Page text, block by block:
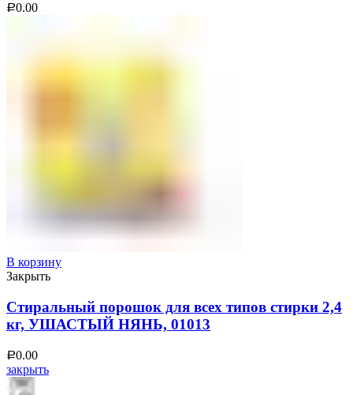
Р0.00
В корзину
Закрыть
Стиральный порошок для всех типов стирки 2,4
кг, УШАСТЫЙ НЯНЬ, 01013
Р0.00
закрыть